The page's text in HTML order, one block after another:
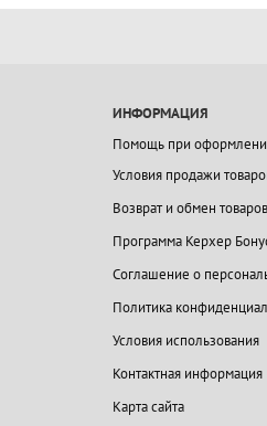
ИНФОРМАЦИЯ
Помощь при
Условия продажи
Возврат и обмен товаров
Программа Керхер
Соглашение о
Политика
Условия использования
Контактная информация
Карта сайта